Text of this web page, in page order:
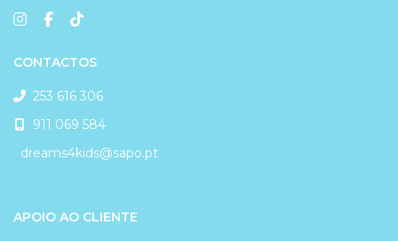
CONTACTOS
253 616 306
911 069 584
dreams4kids@sapo.pt
APOIO AO CLIENTE